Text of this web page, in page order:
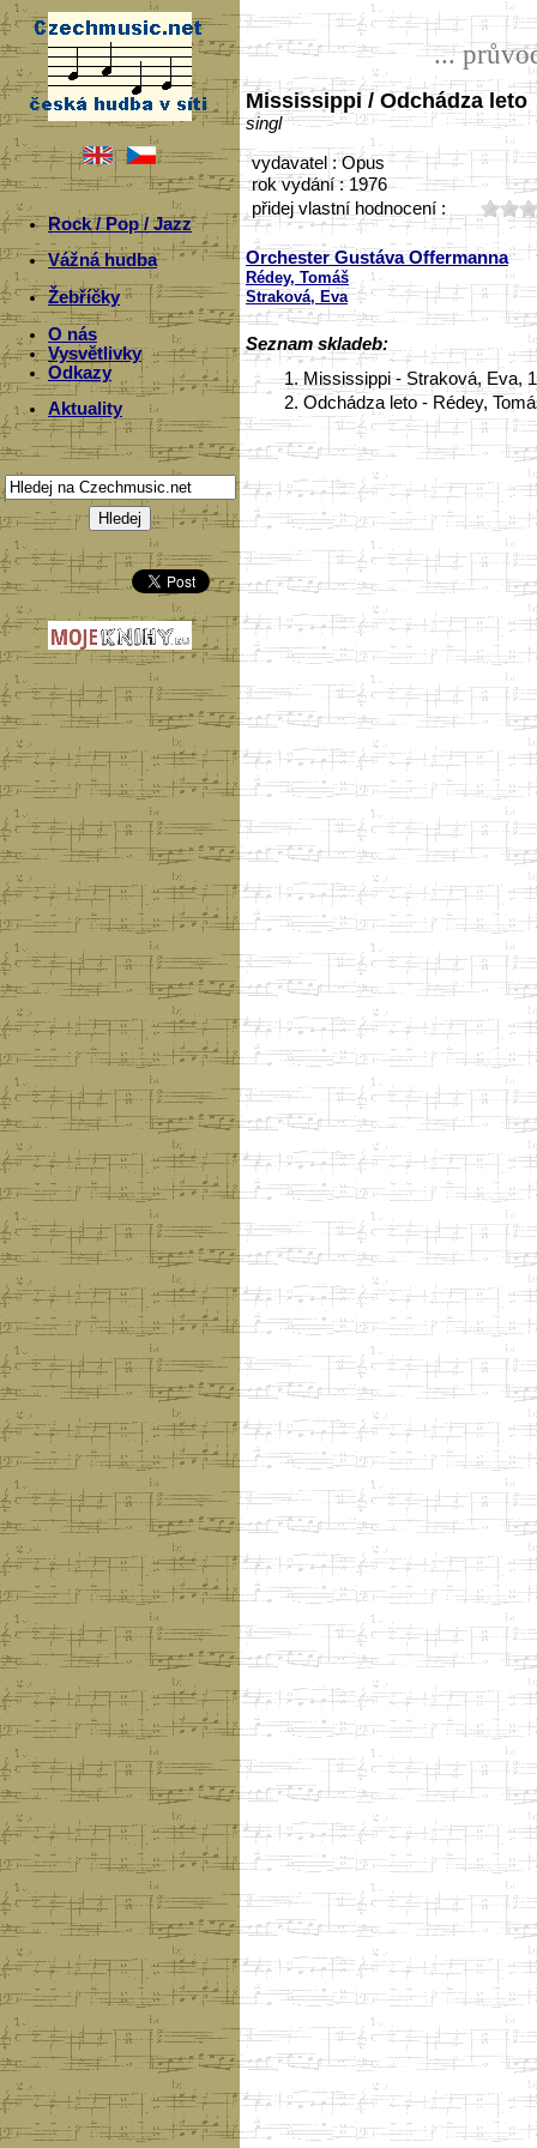
Rock / Pop / Jazz
Vážná hudba
Žebříčky
O nás
Vysvětlivky
Odkazy
Aktuality
...
Mississippi / Odchádza leto
singl
vydavatel : Opus
rok vydání : 1976
přidej vlastní hodnocení :
Orchester Gustáva Offermanna
Rédey, Tomáš
Straková, Eva
Seznam skladeb:
1. Mississippi - Straková, Eva,
2. Odchádza leto - Rédey,